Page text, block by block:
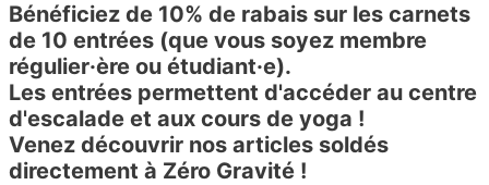
Bénéficiez de 10% de rabais sur les carnets
de 10 entrées (que vous soyez membre
régulier·ère ou étudiant·e).
Les entrées permettent d'accéder au centre
d'escalade et aux cours de yoga !
Venez découvrir nos articles soldés
directement à Zéro Gravité !